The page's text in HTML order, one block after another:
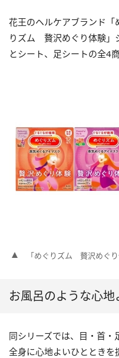
花王のヘルケアブランド
りズム 贅沢めぐり体験」
とシート、足シートの全4
「めぐりズム 贅沢めぐ
お風呂のような心
同シリーズでは、目・首
全身に心地よいひととき